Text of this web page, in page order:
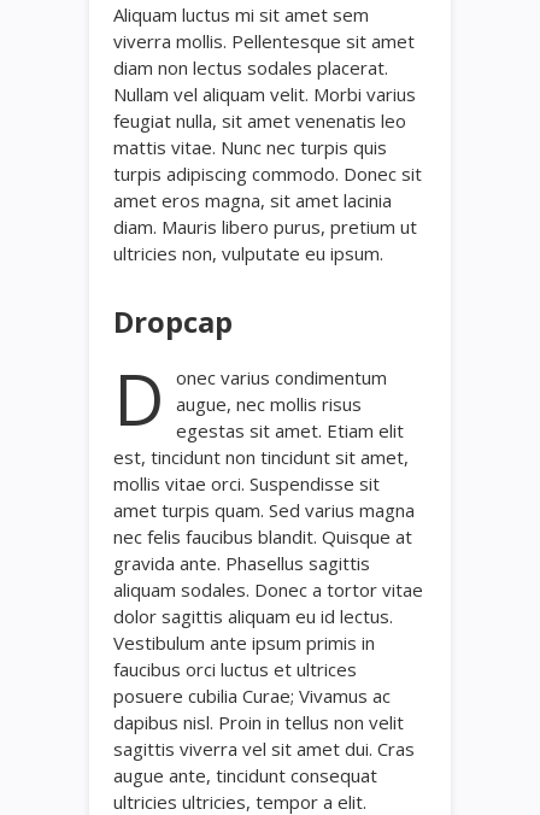
Aliquam luctus mi sit amet sem
viverra mollis. Pellentesque sit amet
diam non lectus sodales placerat.
Nullam vel aliquam velit. Morbi varius
feugiat nulla, sit amet venenatis leo
mattis vitae. Nunc nec turpis quis
turpis adipiscing commodo. Donec sit
amet eros magna, sit amet lacinia
diam. Mauris libero purus, pretium ut
ultricies non, vulputate eu ipsum.
Dropcap
D
onec varius condimentum
augue, nec mollis risus
egestas sit amet. Etiam elit
est, tincidunt non tincidunt sit amet,
mollis vitae orci. Suspendisse sit
amet turpis quam. Sed varius magna
nec felis faucibus blandit. Quisque at
gravida ante. Phasellus sagittis
aliquam sodales. Donec a tortor vitae
dolor sagittis aliquam eu id lectus.
Vestibulum ante ipsum primis in
faucibus orci luctus et ultrices
posuere cubilia Curae; Vivamus ac
dapibus nisl. Proin in tellus non velit
sagittis viverra vel sit amet dui. Cras
augue ante, tincidunt consequat
ultricies ultricies, tempor a elit.